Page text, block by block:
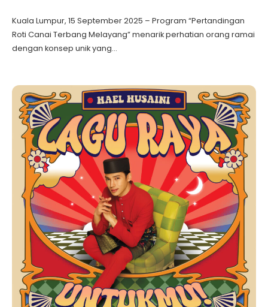
Kuala Lumpur, 15 September 2025 – Program “Pertandingan
Roti Canai Terbang Melayang” menarik perhatian orang ramai
dengan konsep unik yang…